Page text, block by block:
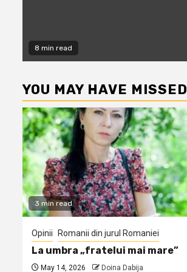
8 min read
YOU MAY HAVE MISSED
3 min read
Opinii Romanii din jurul Romaniei
La umbra „fratelui mai mare”
May 14, 2026 Doina Dabija